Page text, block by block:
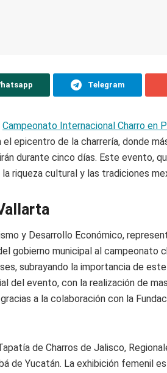
Telegram
Campeonato Internacional Charro en
epicentro de la charrería, donde
durante cinco días. Este evento,
riqueza cultural y las tradiciones
y Desarrollo Económico,
gobierno municipal al campeonato
subrayando la importancia de
del evento, con la realización de
a la colaboración con la
de Charros de Jalisco,
de Yucatán. La exhibición femenil